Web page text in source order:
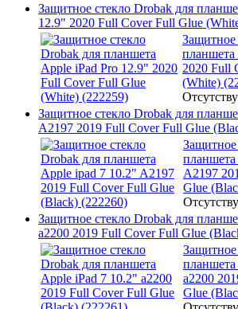
Защитное стекло Drobak для
12.9" 2020 Full Cover Full Glue
Защитное
планшета
2020 Full
(White)
Защитное стекло Drobak для
A2197 2019 Full Cover Full Glue
Защитное
A2197
Glue
Защитное стекло Drobak для
a2200 2019 Full Cover Full Glue
Защитное
a2200
Glue